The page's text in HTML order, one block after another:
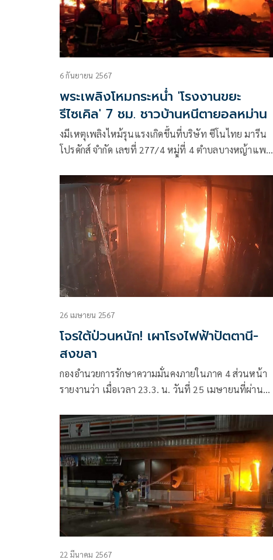
6 กันยายน 2567
พระเพลิงโหมกระหน่ำ 'โรงงานขยะ
รีไซเคิล' 7 ชม. ชาวบ้านหนีตายอลหม่าน
งมีเหตุเพลิงไหม้รุนแรงเกิดขึ้นที่บริษัท ซีโนไทย มารีน
โปรดักส์ จำกัด เลขที่ 277/4 หมู่ที่ 4 ตำบลบางหญ้าแพรก
26 เมษายน 2567
โจรใต้ป่วนหนัก! เผาโรงไฟฟ้าปัตตานี-
สงขลา
กองอำนวยการรักษาความมั่นคงภายในภาค 4 ส่วนหน้า
รายงานว่า เมื่อเวลา 23.3. น. วันที่ 25 เมษายนที่ผ่านมา
22 มีนาคม 2567